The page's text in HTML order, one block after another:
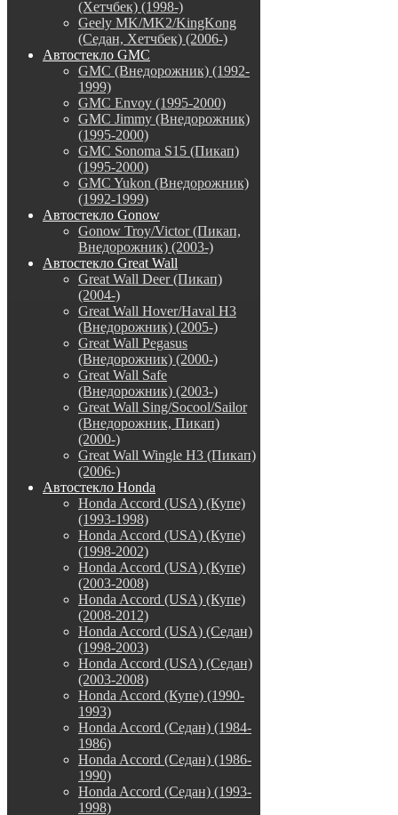
(Хетчбек) (1998-)
Geely MK/MK2/KingKong
(Седан, Хетчбек) (2006-)
Автостекло GMC
GMC (Внедорожник) (1992-
1999)
GMC Envoy (1995-2000)
GMC Jimmy (Внедорожник)
(1995-2000)
GMC Sonoma S15 (Пикап)
(1995-2000)
GMC Yukon (Внедорожник)
(1992-1999)
Автостекло Gonow
Gonow Troy/Victor (Пикап,
Внедорожник) (2003-)
Автостекло Great Wall
Great Wall Deer (Пикап)
(2004-)
Great Wall Hover/Haval H3
(Внедорожник) (2005-)
Great Wall Pegasus
(Внедорожник) (2000-)
Great Wall Safe
(Внедорожник) (2003-)
Great Wall Sing/Socool/Sailor
(Внедорожник, Пикап)
(2000-)
Great Wall Wingle H3 (Пикап)
(2006-)
Автостекло Honda
Honda Accord (USA) (Купе)
(1993-1998)
Honda Accord (USA) (Купе)
(1998-2002)
Honda Accord (USA) (Купе)
(2003-2008)
Honda Accord (USA) (Купе)
(2008-2012)
Honda Accord (USA) (Седан)
(1998-2003)
Honda Accord (USA) (Седан)
(2003-2008)
Honda Accord (Купе) (1990-
1993)
Honda Accord (Седан) (1984-
1986)
Honda Accord (Седан) (1986-
1990)
Honda Accord (Седан) (1993-
1998)